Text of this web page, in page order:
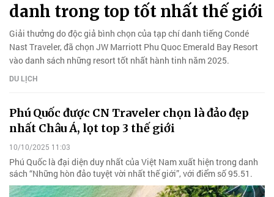
danh trong top tốt nhất thế giới
Giải thưởng do độc giả bình chọn của tạp chí danh tiếng Condé
Nast Traveler, đã chọn JW Marriott Phu Quoc Emerald Bay Resort
vào danh sách những resort tốt nhất hành tinh năm 2025.
DU LỊCH
Phú Quốc được CN Traveler chọn là đảo đẹp
nhất Châu Á, lọt top 3 thế giới
10/10/2025 11:03
Phú Quốc là đại diện duy nhất của Việt Nam xuất hiện trong danh
sách “Những hòn đảo tuyệt vời nhất thế giới”, với điểm số 95.51.